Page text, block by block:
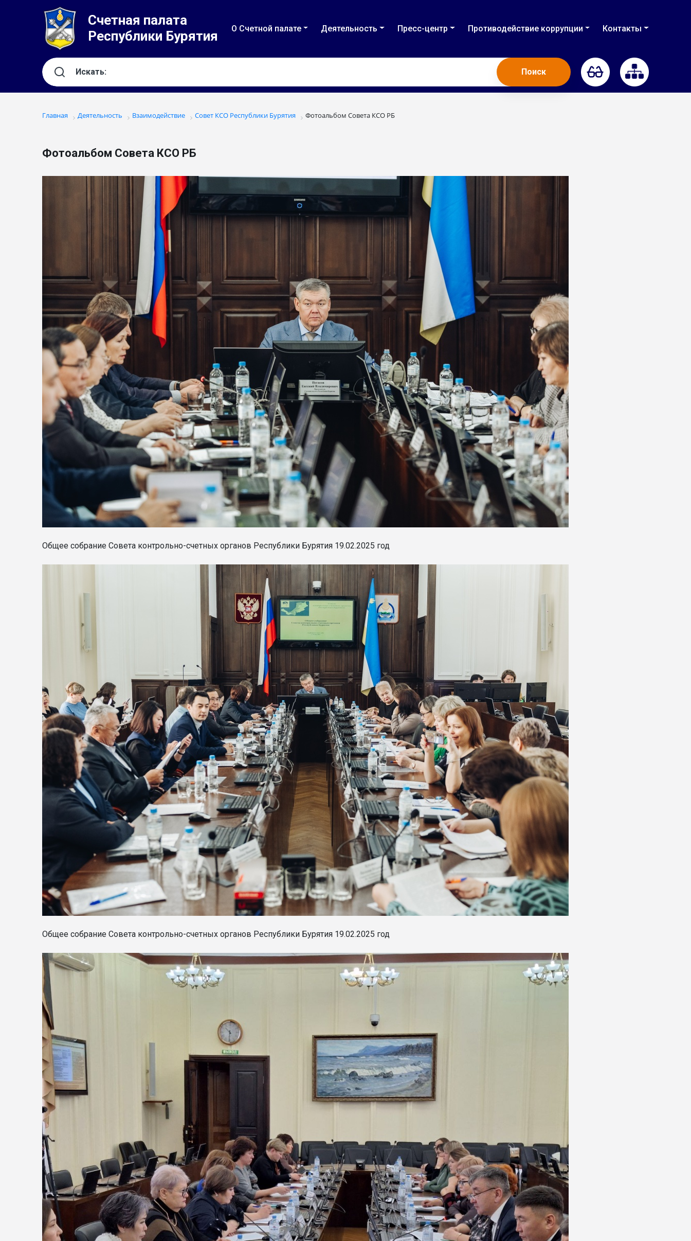
Счетная палата
Республики Бурятия
О Счетной палате Деятельность Пресс-центр Противодействие коррупции Контакты
Поиск
Главная Деятельность Взаимодействие Совет КСО Республики Бурятия Фотоальбом Совета КСО РБ
Фотоальбом Совета КСО РБ
Общее собрание Совета контрольно-счетных органов Республики Бурятия 19.02.2025 год
Общее собрание Совета контрольно-счетных органов Республики Бурятия 19.02.2025 год